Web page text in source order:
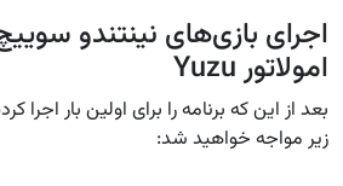
اجرای بازی‌های نینتندو
امولاتور Yuzu‌
بعد از این که برنامه را برای اولین بار
زیر مواجه خواهید شد: